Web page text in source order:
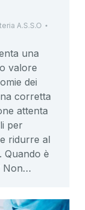
A.S.S.O
una
valore
dei
corretta
attenta
per
ridurre al
Quando è
Non…